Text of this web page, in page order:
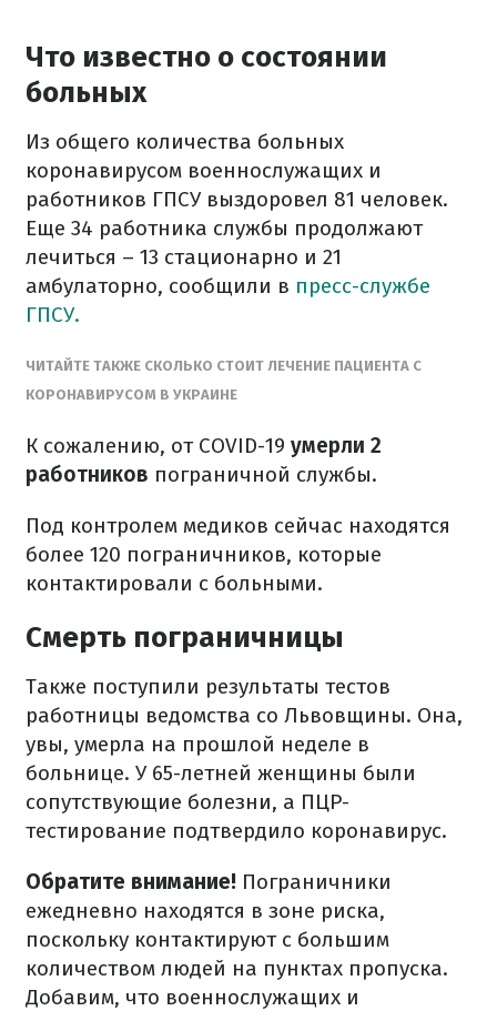
Что известно о состоянии
больных
Из общего количества больных
коронавирусом военнослужащих и
работников ГПСУ выздоровел 81 человек.
Еще 34 работника службы продолжают
лечиться – 13 стационарно и 21
амбулаторно, сообщили в пресс-службе
ГПСУ.
ЧИТАЙТЕ ТАКЖЕ СКОЛЬКО СТОИТ ЛЕЧЕНИЕ ПАЦИЕНТА С
КОРОНАВИРУСОМ В УКРАИНЕ
К сожалению, от COVID-19 умерли 2
работников пограничной службы.
Под контролем медиков сейчас находятся
более 120 пограничников, которые
контактировали с больными.
Смерть пограничницы
Также поступили результаты тестов
работницы ведомства со Львовщины. Она,
увы, умерла на прошлой неделе в
больнице. У 65-летней женщины были
сопутствующие болезни, а ПЦР-
тестирование подтвердило коронавирус.
Обратите внимание! Пограничники
ежедневно находятся в зоне риска,
поскольку контактируют с большим
количеством людей на пунктах пропуска.
Добавим, что военнослужащих и